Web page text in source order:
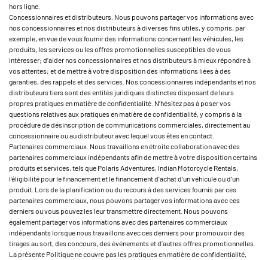
hors ligne.
Concessionnaires et distributeurs. Nous pouvons partager vos informations avec
nos concessionnaires et nos distributeurs à diverses fins utiles, y compris, par
exemple, en vue de vous fournir des informations concernant les véhicules, les
produits, les services ou les offres promotionnelles susceptibles de vous
intéresser; d’aider nos concessionnaires et nos distributeurs à mieux répondre à
vos attentes; et de mettre à votre disposition des informations liées à des
garanties, des rappels et des services. Nos concessionnaires indépendants et nos
distributeurs tiers sont des entités juridiques distinctes disposant de leurs
propres pratiques en matière de confidentialité. N’hésitez pas à poser vos
questions relatives aux pratiques en matière de confidentialité, y compris à la
procédure de désinscription de communications commerciales, directement au
concessionnaire ou au distributeur avec lequel vous êtes en contact.
Partenaires commerciaux. Nous travaillons en étroite collaboration avec des
partenaires commerciaux indépendants afin de mettre à votre disposition certains
produits et services, tels que Polaris Adventures, Indian Motorcycle Rentals,
l’éligibilité pour le financement et le financement d’achat d’un véhicule ou d’un
produit. Lors de la planification ou du recours à des services fournis par ces
partenaires commerciaux, nous pouvons partager vos informations avec ces
derniers ou vous pouvez les leur transmettre directement. Nous pouvons
également partager vos informations avec des partenaires commerciaux
indépendants lorsque nous travaillons avec ces derniers pour promouvoir des
tirages au sort, des concours, des événements et d’autres offres promotionnelles.
La présente Politique ne couvre pas les pratiques en matière de confidentialité,